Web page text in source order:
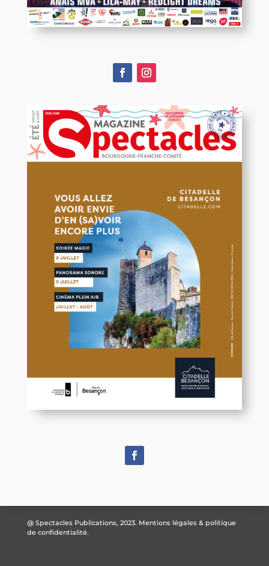
@ Spectacles Publications, 2023. Mentions légales & politique
de confidentialité.